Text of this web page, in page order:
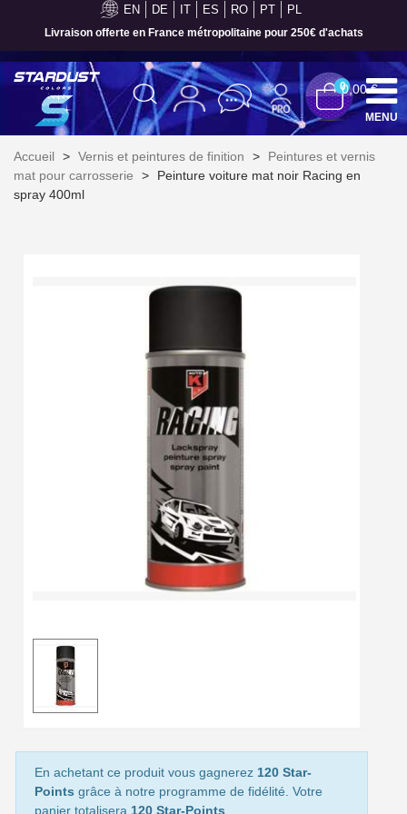
EN DE IT ES RO PT PL
Livraison offerte en France métropolitaine pour 250€ d'achats
Inscription à la newsletter : 5€ de réduction
Livraison sous 24 h en France Métropolitaine
Livraison offerte en France métropolitaine pour 250€ d'achats
Paiement en 4x sans frais dès 30€ d'achats
Votre devis en ligne en moins d'1 minute
Partagez vos créations et obtenez des bons d'achat
Gagnez des points de fidélité à chaque commande
Livraison sous 24 h en France Métropolitaine
Livraison sous 24 h en France Métropolitaine
Livraison offerte en France métropolitaine pour 250€ d'achats
00,00 €
MENU
Accueil > Vernis et peintures de finition >
Peintures et vernis
mat pour carrosserie
>
Peinture voiture mat noir Racing en
spray 400ml
En achetant ce produit vous gagnerez 120 Star-
Points grâce à notre programme de fidélité. Votre
panier totalisera 120 Star-Points